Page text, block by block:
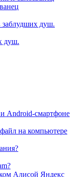
душ.
на компьютере